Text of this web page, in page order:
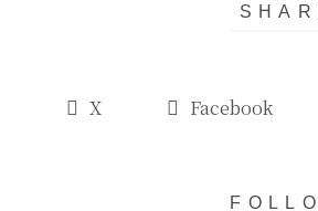
X Facebook